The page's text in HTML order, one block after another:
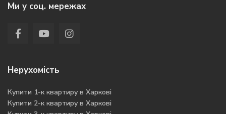
Ми у соц. мережах
Нерухомість
Купити 1-к квартиру в Харкові
Купити 2-к квартиру в Харкові